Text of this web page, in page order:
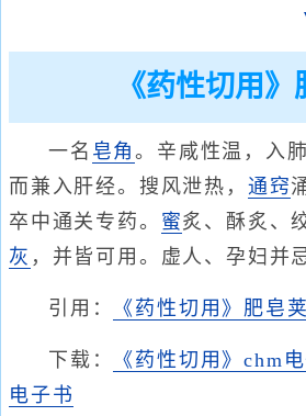
《药性切用
一名 皂角。辛咸性温，入
而兼入肝经。搜风泄热， 通窍
卒中通关专药。 蜜炙、酥炙、
灰 ，并皆可用。虚人、孕妇并
引用： 《药性切用》肥皂荚
下载： 《药性切用》chm
电子书